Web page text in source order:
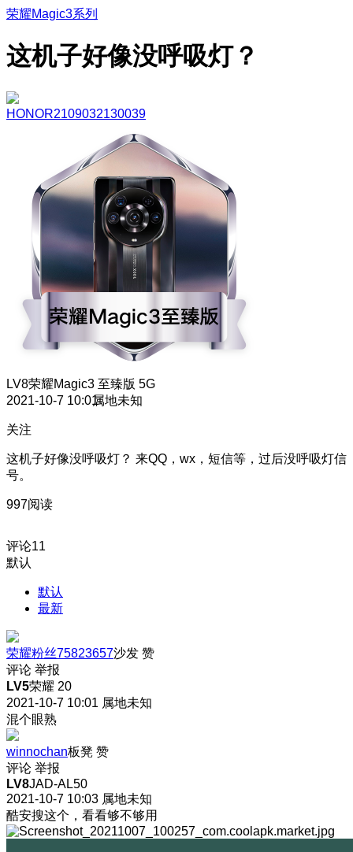
荣耀Magic3系列
这机子好像没呼吸灯？
HONOR2109032130039
LV8荣耀Magic3 至臻版 5G
2021-10-7 10:01属地未知
关注
这机子好像没呼吸灯？ 来QQ，wx，短信等，过后没呼吸灯信
号。
997阅读
评论11
默认
默认
最新
荣耀粉丝75823657沙发 赞
评论 举报
LV5荣耀 20
2021-10-7 10:01 属地未知
混个眼熟
winnochan板凳 赞
评论 举报
LV8JAD-AL50
2021-10-7 10:03 属地未知
酷安搜这个，看看够不够用